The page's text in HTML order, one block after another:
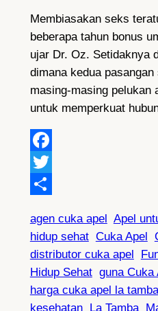
Membiasakan seks
beberapa tahun bonus
ujar Dr. Oz. Setidaknya
dimana kedua
masing-masing pelukan
untuk memperkuat
Facebook
Twitter
agen cuka apel
Apel
hidup sehat Cuka Apel
distributor cuka apel
Hidup Sehat guna Cuka
harga cuka apel la tamba
kesehatan
La Tamba